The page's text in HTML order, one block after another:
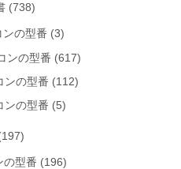
(738)
ンの型番 (3)
ンの型番 (617)
ンの型番 (112)
ンの型番 (5)
の型番 (196)